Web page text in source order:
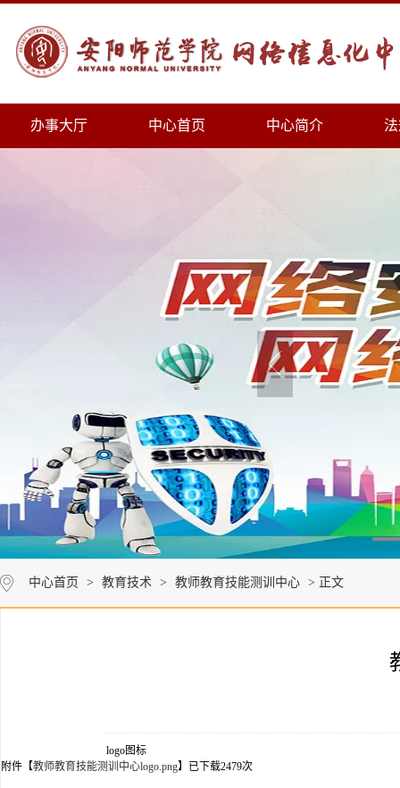
办事大厅 中心首页 中心简介
中心首页 > 教育技术 > 教师教育技能测训中心 > 正文
logo图标
附件【教师教育技能测训中心logo.png】已下载2479次